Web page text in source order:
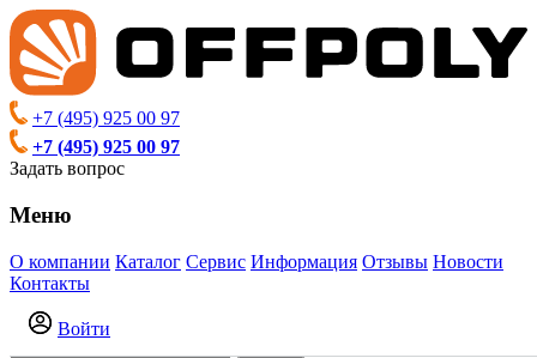
+7 (495) 925 00 97
+7 (495) 925 00 97
Задать вопрос
Меню
О компании Каталог Сервис Информация Отзывы Новости
Контакты
Войти